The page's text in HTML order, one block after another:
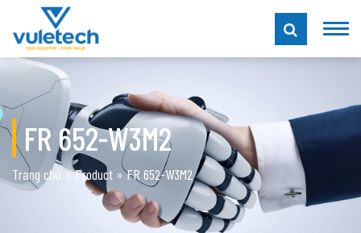
FR 652-W3M2
Trang chủ »Product »FR 652-W3M2